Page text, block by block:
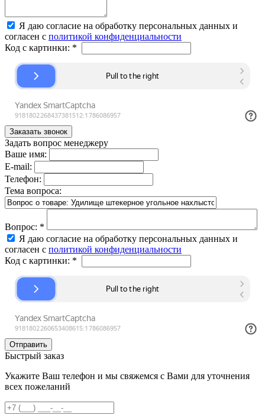
Я даю согласие на обработку персональных данных и
согласен с политикой конфиденциальности
Код с картинки: *
Задать вопрос менеджеру
Ваше имя:
E-mail:
Телефон:
Тема вопроса:
Вопрос: *
Я даю согласие на обработку персональных данных и
согласен с политикой конфиденциальности
Код с картинки: *
Быстрый заказ
Укажите Ваш телефон и мы свяжемся с Вами для уточнения
всех пожеланий